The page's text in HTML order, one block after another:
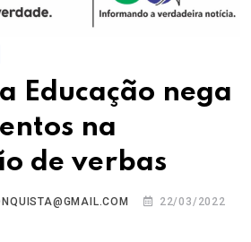
Educação nega
na
de verbas
22/03/2022